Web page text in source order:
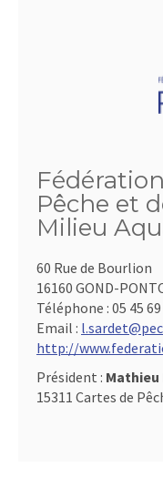
Pêche et
Milieu
60 Rue de Bourlion
16160 GOND-
Téléphone : 05 45
Email :
http://
Président : Mathieu
15311 Cartes de